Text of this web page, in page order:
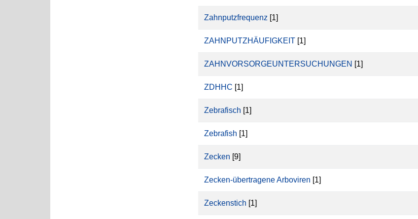
Zahnputzfrequenz [1]
ZAHNPUTZHÄUFIGKEIT [1]
ZAHNVORSORGEUNTERSUCHUNGEN [1]
ZDHHC [1]
Zebrafisch [1]
Zebrafish [1]
Zecken [9]
Zecken-übertragene Arboviren [1]
Zeckenstich [1]